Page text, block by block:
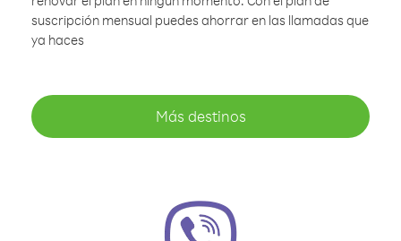
suscripción mensual puedes ahorrar en las llamadas que
ya haces
Más destinos